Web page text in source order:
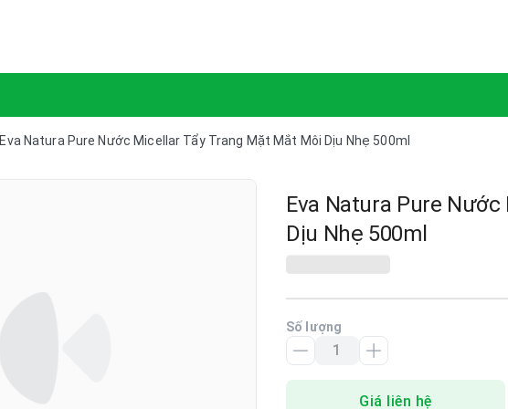
Eva Natura Pure Nước Micellar Tẩy Trang Mặt Mắt Môi Dịu Nhẹ 500ml
Eva Natura Pure
Dịu Nhẹ 500ml
Số lượng
Giá liên hệ